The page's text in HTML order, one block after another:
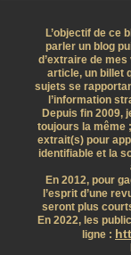
L’objectif de ce
parler un blog
d’extraire de
article, un billet
sujets se
l’information
Depuis fin 2009,
toujours la même
extrait(s) pour
identifiable et la
En 2012, pour
l’esprit d’une
seront plus
En 2022, les
ligne :